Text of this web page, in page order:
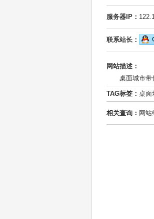
服务器IP：
联系站长：
网站描述：
桌面城市带
TAG标签： 桌面
相关查询： 网站